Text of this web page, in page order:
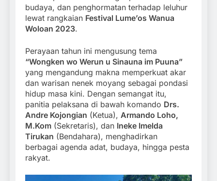
budaya, dan penghormatan terhadap leluhur
lewat rangkaian Festival Lume’os Wanua
Woloan 2023.
Perayaan tahun ini mengusung tema
“Wongken wo Werun u Sinauna im Puuna”
yang mengandung makna memperkuat akar
dan warisan nenek moyang sebagai pondasi
hidup masa kini. Dengan semangat itu,
panitia pelaksana di bawah komando Drs.
Andre Kojongian (Ketua), Armando Loho,
M.Kom (Sekretaris), dan Ineke Imelda
Tirukan (Bendahara), menghadirkan
berbagai agenda adat, budaya, hingga pesta
rakyat.